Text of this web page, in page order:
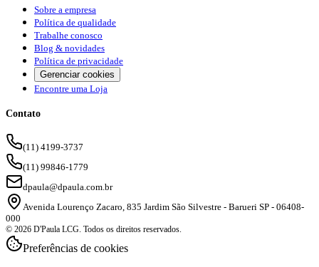
Sobre a empresa
Política de qualidade
Trabalhe conosco
Blog & novidades
Política de privacidade
Gerenciar cookies
Encontre uma Loja
Contato
(11) 4199-3737
(11) 99846-1779
dpaula@dpaula.com.br
Avenida Lourenço Zacaro, 835 Jardim São Silvestre - Barueri SP - 06408-
000
© 2026 D'Paula LCG. Todos os direitos reservados.
Preferências de cookies